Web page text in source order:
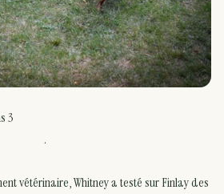
3
.
vétérinaire, Whitney a testé sur Finlay des